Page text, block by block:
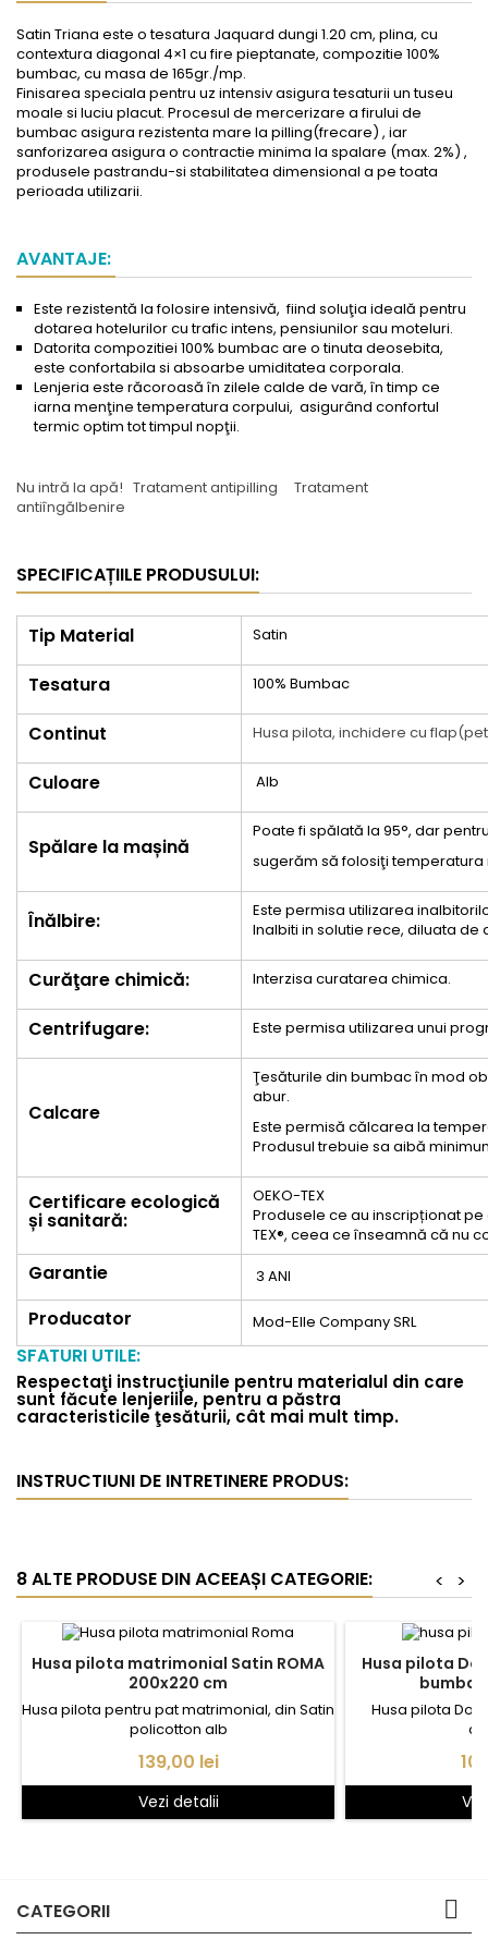
Satin Triana este o tesatura Jaquard dungi 1.20 cm, plina, cu
contextura diagonal 4×1 cu fire pieptanate, compozitie 100%
bumbac, cu masa de 165gr./mp.
Finisarea speciala pentru uz intensiv asigura tesaturii un tuseu
moale si luciu placut. Procesul de mercerizare a firului de
bumbac asigura rezistenta mare la pilling(frecare) , iar
sanforizarea asigura o contractie minima la spalare (max. 2%) ,
produsele pastrandu-si stabilitatea dimensional a pe toata
perioada utilizarii.
AVANTAJE:
Este rezistentă la folosire intensivă, fiind soluţia ideală pentru
dotarea hotelurilor cu trafic intens, pensiunilor sau moteluri.
Datorita compozitiei 100% bumbac are o tinuta deosebita,
este confortabila si absoarbe umiditatea corporala.
Lenjeria este răcoroasă în zilele calde de vară, în timp ce
iarna menţine temperatura corpului, asigurând confortul
termic optim tot timpul nopţii.
Nu intră la apă! Tratament antipilling
Tratament
antiîngălbenire
SPECIFICAȚIILE PRODUSULUI:
Tip Material Satin
Tesatura 100% Bumbac
Continut Husa pilota, inchidere cu
Culoare Alb
Spălare la mașină
Poate fi spălată la 95°, dar
sugerăm să folosiţi
Înălbire:
Este permisa utilizarea
Inalbiti in solutie rece, diluata de
Curăţare chimică: Interzisa curatarea chimica.
Centrifugare: Este permisa utilizarea unui
Calcare
Ţesăturile din bumbac în mod
abur.
Este permisă călcarea la
Produsul trebuie sa aibă
Certificare ecologică
și sanitară:
OEKO-TEX
Produsele ce au inscripționat
TEX®, ceea ce înseamnă că nu
Garantie 3 ANI
Producator Mod-Elle Company SRL
SFATURI UTILE:
Respectaţi instrucţiunile pentru materialul din care
sunt făcute lenjeriile, pentru a păstra
caracteristicile ţesăturii, cât mai mult timp.
INSTRUCTIUNI DE INTRETINERE PRODUS:
8 ALTE PRODUSE DIN ACEEAȘI CATEGORIE: >
<
Husa pilota matrimonial Satin ROMA
200x220 cm
Husa pilota pentru pat matrimonial, din Satin
policotton alb
Pret
139,00 lei
Vezi detalii
Husa pilota
Husa pilota
CATEGORII 